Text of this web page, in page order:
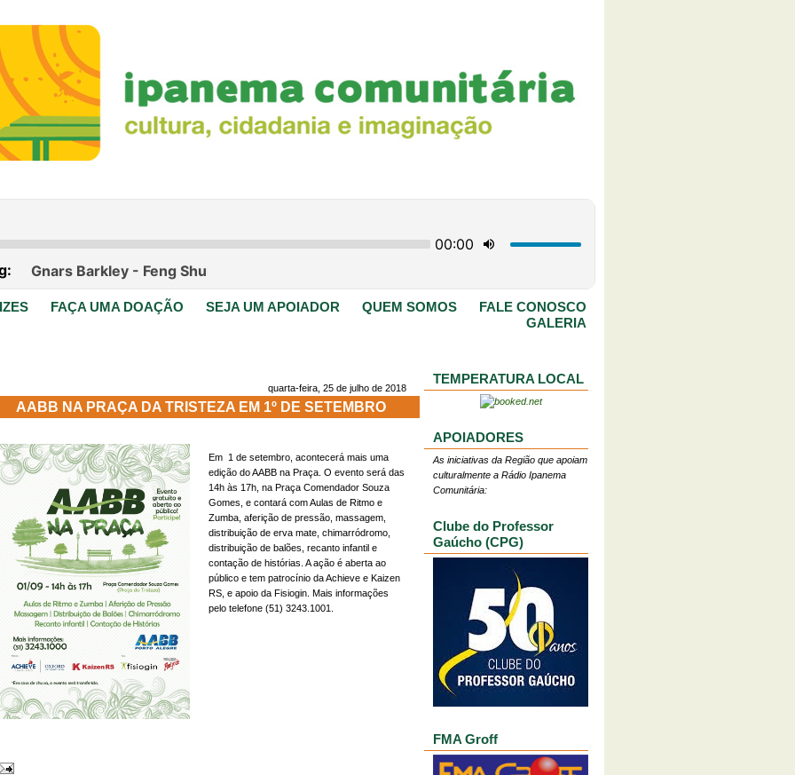
FAÇA UMA DOAÇÃO SEJA UM APOIADOR QUEM SOMOS
FALE CONOSCO
GALERIA
quarta-feira, 25 de julho de 2018
AABB NA PRAÇA DA TRISTEZA EM 1º DE SETEMBRO
Em 1 de setembro, acontecerá mais uma
edição do AABB na Praça. O evento será das
14h às 17h, na Praça Comendador Souza
Gomes, e contará com Aulas de Ritmo e
Zumba, aferição de pressão, massagem,
distribuição de erva mate, chimarródromo,
distribuição de balões, recanto infantil e
contação de histórias. A ação é aberta ao
público e tem patrocínio da Achieve e Kaizen
RS, e apoio da Fisiogin. Mais informações
pelo telefone (51) 3243.1001.
TEMPERATURA LOCAL
APOIADORES
As iniciativas da Região que apoiam
culturalmente a Rádio Ipanema
Comunitária:
Clube do Professor
Gaúcho (CPG)
FMA Groff